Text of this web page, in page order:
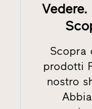
Scopra
prodotti
nostro